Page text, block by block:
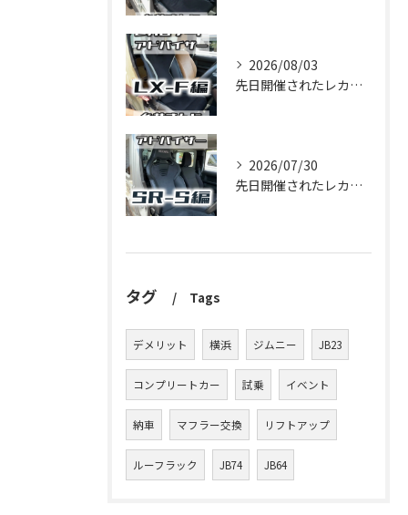
2026/08/03
先日開催されたレカロフェアにて、
2026/07/30
先日開催されたレカロフェアにて、
タグ Tags
デメリット 横浜 ジムニー JB23
コンプリートカー 試乗 イベント
納車 マフラー交換 リフトアップ
ルーフラック JB74 JB64